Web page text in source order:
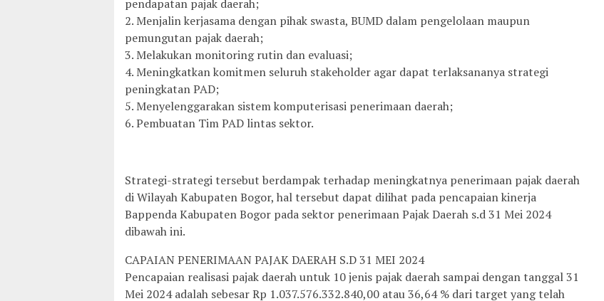
pendapatan pajak daerah;
2. Menjalin kerjasama dengan pihak swasta, BUMD dalam pengelolaan maupun
pemungutan pajak daerah;
3. Melakukan monitoring rutin dan evaluasi;
4. Meningkatkan komitmen seluruh stakeholder agar dapat terlaksananya strategi
peningkatan PAD;
5. Menyelenggarakan sistem komputerisasi penerimaan daerah;
6. Pembuatan Tim PAD lintas sektor.
Strategi-strategi tersebut berdampak terhadap meningkatnya penerimaan pajak daerah
di Wilayah Kabupaten Bogor, hal tersebut dapat dilihat pada pencapaian kinerja
Bappenda Kabupaten Bogor pada sektor penerimaan Pajak Daerah s.d 31 Mei 2024
dibawah ini.
CAPAIAN PENERIMAAN PAJAK DAERAH S.D 31 MEI 2024
Pencapaian realisasi pajak daerah untuk 10 jenis pajak daerah sampai dengan tanggal 31
Mei 2024 adalah sebesar Rp 1.037.576.332.840,00 atau 36,64 % dari target yang telah